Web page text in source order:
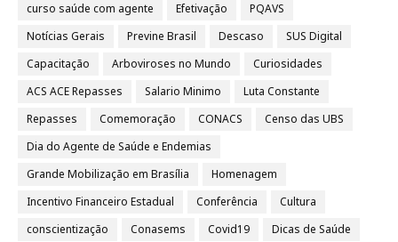
curso saúde com agente
Efetivação
PQAVS
Notícias Gerais
Previne Brasil Descaso
SUS Digital
Capacitação
Arboviroses no Mundo
Curiosidades
ACS ACE Repasses
Salario Minimo
Luta Constante
Repasses
Comemoração CONACS
Censo das UBS
Dia do Agente de Saúde e Endemias
Grande Mobilização em Brasília
Homenagem
Incentivo Financeiro Estadual
Conferência
Cultura
conscientização
Conasems Covid19
Dicas de Saúde